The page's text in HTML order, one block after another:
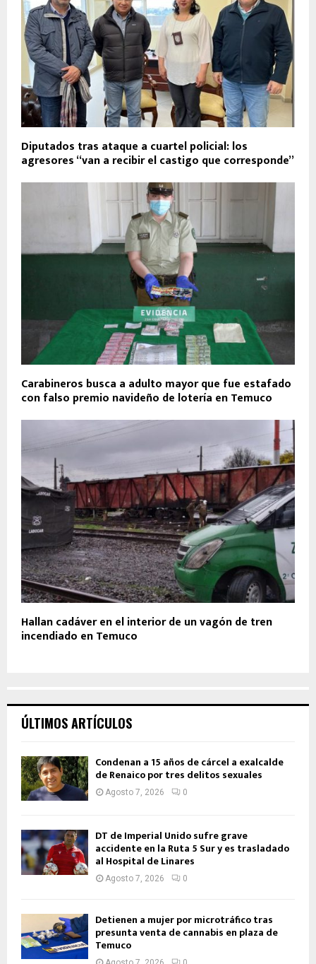
Diputados tras ataque a cuartel policial: los
agresores “van a recibir el castigo que corresponde”
Carabineros busca a adulto mayor que fue estafado
con falso premio navideño de lotería en Temuco
Hallan cadáver en el interior de un vagón de tren
incendiado en Temuco
ÚLTIMOS ARTÍCULOS
Condenan a 15 años de cárcel a exalcalde
de Renaico por tres delitos sexuales
Agosto 7, 2026 0
DT de Imperial Unido sufre grave
accidente en la Ruta 5 Sur y es trasladado
al Hospital de Linares
Agosto 7, 2026 0
Detienen a mujer por microtráfico tras
presunta venta de cannabis en plaza de
Temuco